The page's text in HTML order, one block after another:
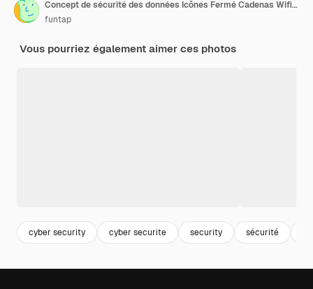
Concept de sécurité des données Icônes Fermé Cadenas Wifi Et nuage sur fond numérique
funtap
Vous pourriez également aimer ces photos
cyber security cyber securite security sécurité